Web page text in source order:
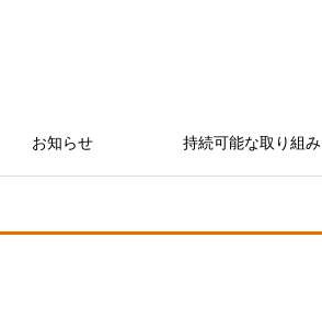
お知らせ 持続可能な取り組み